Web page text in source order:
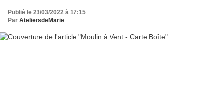
Publié le 23/03/2022 à 17:15
Par AteliersdeMarie